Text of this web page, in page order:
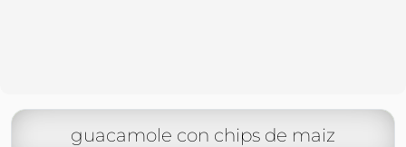
guacamole con chips de maiz